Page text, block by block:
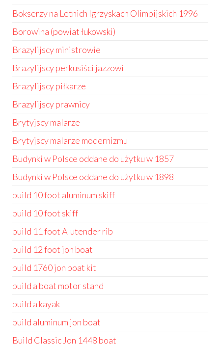
Bokserzy na Letnich Igrzyskach Olimpijskich 1996
Borowina (powiat łukowski)
Brazylijscy ministrowie
Brazylijscy perkusiści jazzowi
Brazylijscy piłkarze
Brazylijscy prawnicy
Brytyjscy malarze
Brytyjscy malarze modernizmu
Budynki w Polsce oddane do użytku w 1857
Budynki w Polsce oddane do użytku w 1898
build 10 foot aluminum skiff
build 10 foot skiff
build 11 foot Alutender rib
build 12 foot jon boat
build 1760 jon boat kit
build a boat motor stand
build a kayak
build aluminum jon boat
Build Classic Jon 1448 boat